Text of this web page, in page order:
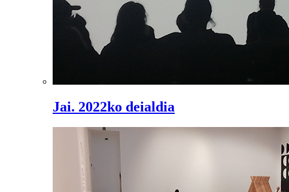
Jai. 2022ko deialdia